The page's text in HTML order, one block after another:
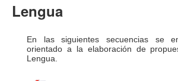
Lengua
En las siguientes secuencias se
orientado a la elaboración de
Lengua.